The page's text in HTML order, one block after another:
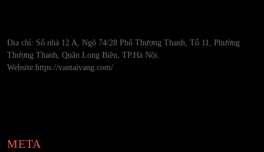
Địa chỉ: Số nhà 12 A, Ngõ 74/28 Phố Thượng Thanh, Tổ 11, Phường
Thượng Thanh, Quận Long Biên, TP.Hà Nội.
Website:https://vantaivang.com/
META